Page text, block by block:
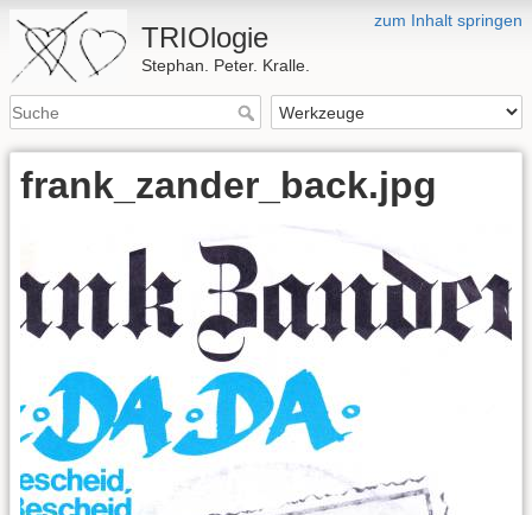
zum Inhalt springen
TRIOlogie
Stephan. Peter. Kralle.
frank_zander_back.jpg